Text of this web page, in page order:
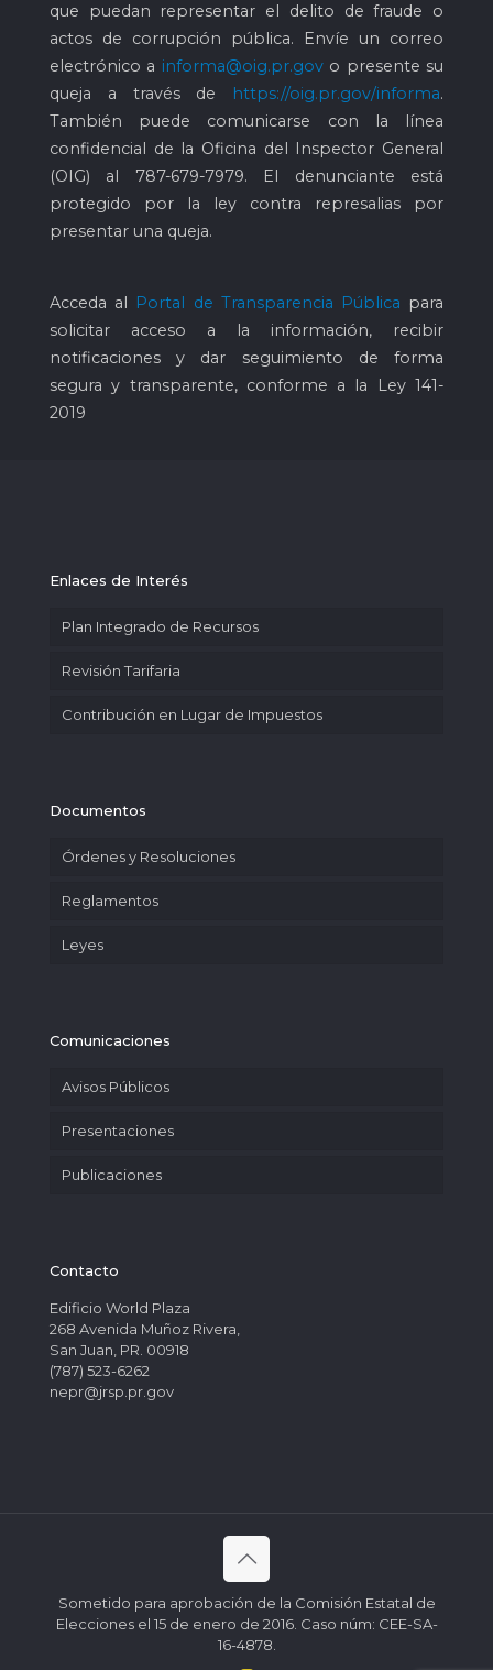
que puedan representar el delito de fraude o
actos de corrupción pública. Envíe un correo
electrónico a informa@oig.pr.govo presente su
queja a través de
https://oig.pr.gov/informa.
También puede comunicarse con la línea
confidencial de la Oficina del Inspector General
(OIG) al 787-679-7979. El denunciante está
protegido por la ley contra represalias por
presentar una queja.
Acceda al Portal de Transparencia Pública para
solicitar acceso a la información, recibir
notificaciones y dar seguimiento de forma
segura y transparente, conforme a la Ley 141-
2019
Enlaces de Interés
Plan Integrado de Recursos
Revisión Tarifaria
Contribución en Lugar de Impuestos
Documentos
Órdenes y Resoluciones
Reglamentos
Leyes
Comunicaciones
Avisos Públicos
Presentaciones
Publicaciones
Contacto
Edificio World Plaza
268 Avenida Muñoz Rivera,
San Juan, PR. 00918
(787) 523-6262
nepr@jrsp.pr.gov
Sometido para aprobación de la Comisión Estatal de
Elecciones el 15 de enero de 2016. Caso núm: CEE-SA-
16-4878.